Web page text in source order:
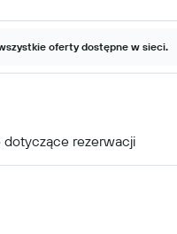
oferty dostępne w sieci.
dotyczące rezerwacji